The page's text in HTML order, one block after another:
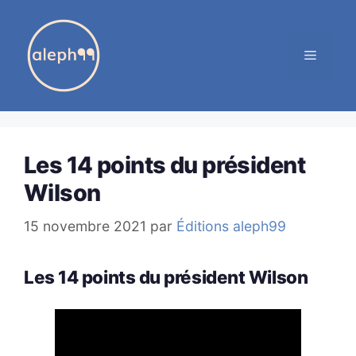
contenu
MENU
Les 14 points du président
Wilson
15 novembre 2021 par Éditions aleph99
Les 14 points du président Wilson